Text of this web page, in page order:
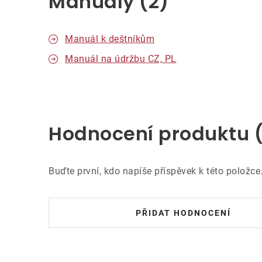
Manuál k deštníkům
Manuál na údržbu CZ, PL
Hodnocení produktu
Buďte první, kdo napíše příspěvek k této položce.
PŘIDAT HODNOCENÍ